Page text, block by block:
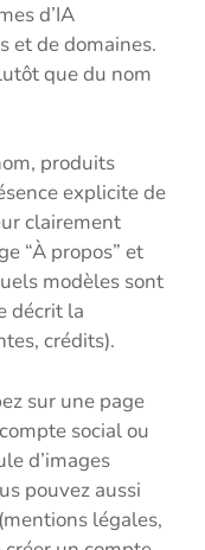
d’IA
et de domaines.
que du nom
produits
explicite de
clairement
“À propos” et
modèles sont
décrit la
crédits).
sur une page
social ou
d’images
pouvez aussi
légales,